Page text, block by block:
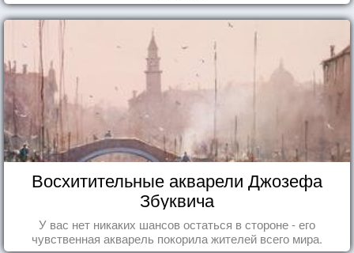
Восхитительные акварели Джозефа
Збуквича
У вас нет никаких шансов остаться в стороне - его
чувственная акварель покорила жителей всего мира.